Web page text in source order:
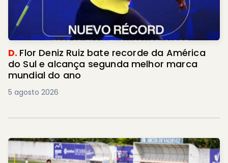
D. Flor Deniz Ruiz bate recorde da América
do Sul e alcança segunda melhor marca
mundial do ano
5 agosto 2026